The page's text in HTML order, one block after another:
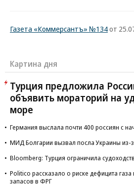
Газета «Коммерсантъ» №134от
Картина дня
Турция предложила
объявить мораторий на
море
Германия выслала почти 400 россиян с
МИД Болгарии вызвал посла Украины из-
Bloomberg: Турция ограничила
Politico рассказало о риске дефицита
запасов в ФРГ